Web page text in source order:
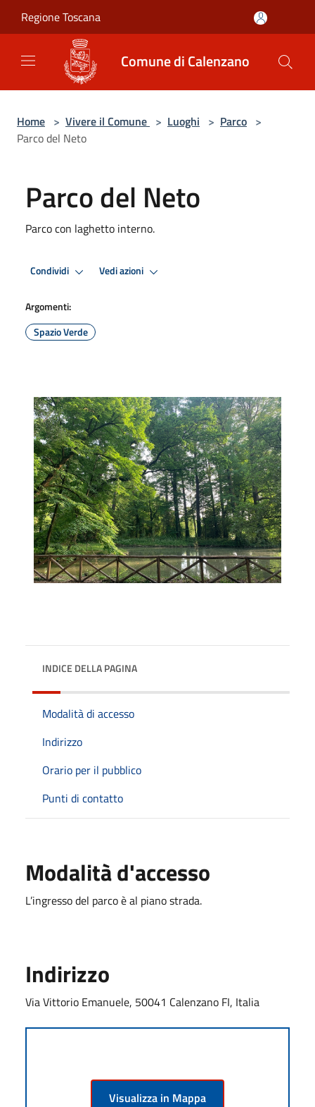
Regione Toscana
Comune di Calenzano
Home > Vivere il Comune > Luoghi > Parco >
Parco del Neto
Parco del Neto
Parco con laghetto interno.
Condividi Vedi azioni
Argomenti:
Spazio Verde
INDICE DELLA PAGINA
Modalità di accesso
Indirizzo
Orario per il pubblico
Punti di contatto
Modalità d'accesso
L’ingresso del parco è al piano strada.
Indirizzo
Via Vittorio Emanuele, 50041 Calenzano FI, Italia
Visualizza in Mappa